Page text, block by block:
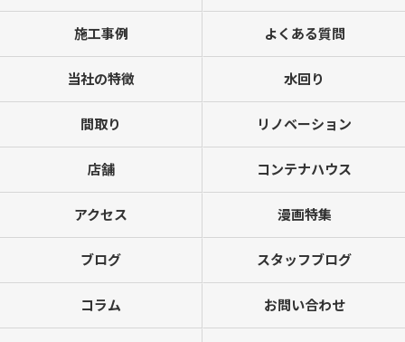
施工事例 よくある質問
当社の特徴 水回り
間取り リノベーション
店舗 コンテナハウス
アクセス 漫画特集
ブログ スタッフブログ
コラム お問い合わせ